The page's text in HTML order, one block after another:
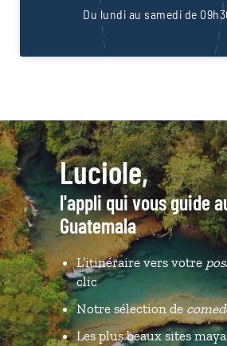
Du lundi au samedi de
Luciole,
l'appli qui vous guide
Guatemala
L’itinéraire vers votre
clic
Notre sélection de
Les plus beaux sites